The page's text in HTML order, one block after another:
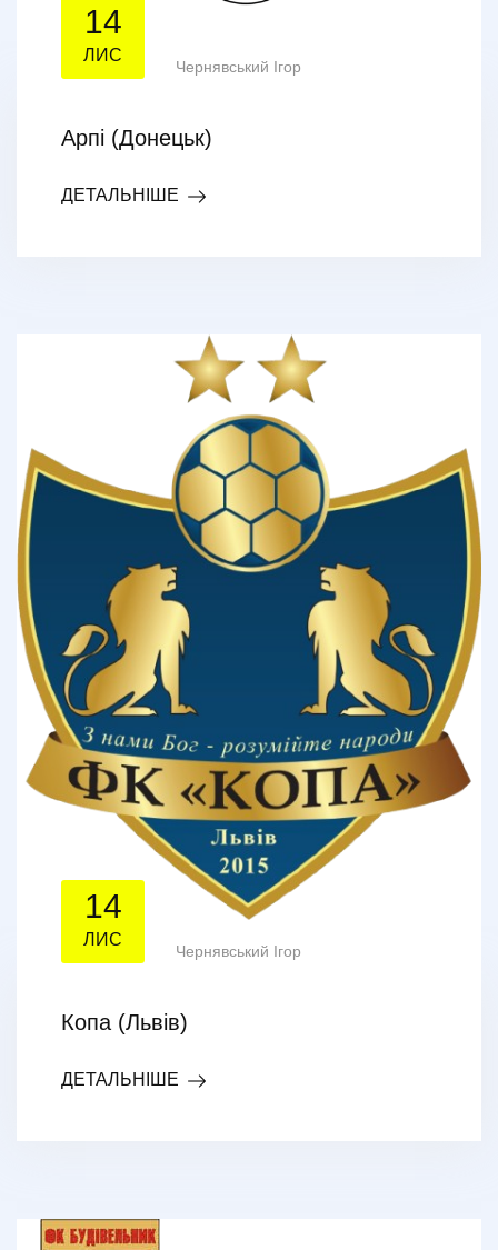
14
ЛИС
Чернявський Ігор
Арпі (Донецьк)
ДЕТАЛЬНІШЕ
14
ЛИС
Чернявський Ігор
Копа (Львів)
ДЕТАЛЬНІШЕ